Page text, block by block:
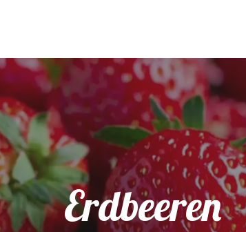
Erdbeeren